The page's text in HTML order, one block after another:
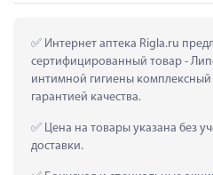
Интернет аптека Rigla.ru
сертифицированный товар -
интимной гигиены комплексный
гарантией качества.
Цена на товары указана без
доставки.